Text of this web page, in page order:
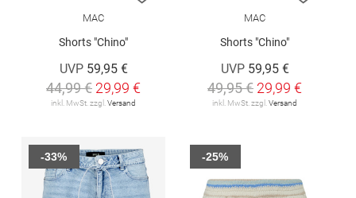
MAC
Shorts "Chino"
UVP 59,95 €
44,99 € 29,99 €
inkl. MwSt. zzgl. Versand
MAC
Shorts "Chino"
UVP 59,95 €
49,95 € 29,99 €
inkl. MwSt. zzgl. Versand
-33% -25%